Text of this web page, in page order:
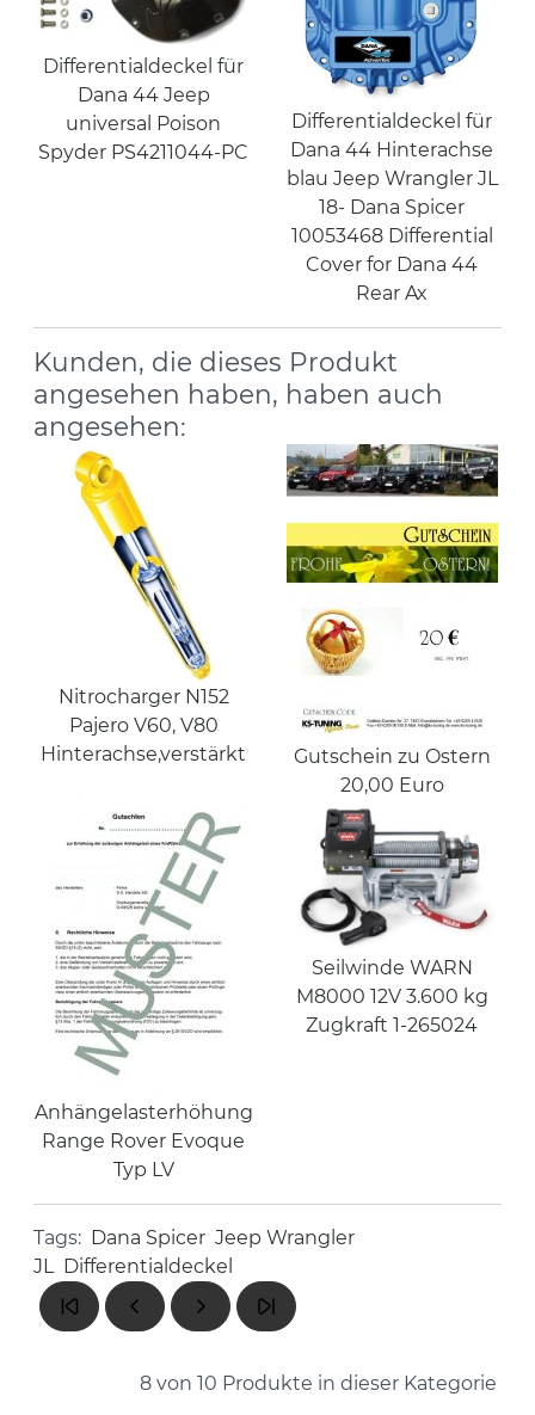
Differentialdeckel für
Dana 44 Jeep
universal Poison
Spyder PS4211044-PC
Differentialdeckel für
Dana 44 Hinterachse
blau Jeep Wrangler JL
18- Dana Spicer
10053468 Differential
Cover for Dana 44
Rear Ax
Kunden, die dieses Produkt
angesehen haben, haben auch
angesehen:
Nitrocharger N152
Pajero V60, V80
Hinterachse,verstärkt
Gutschein zu Ostern
20,00 Euro
Anhängelasterhöhung
Range Rover Evoque
Typ LV
Seilwinde WARN
M8000 12V 3.600 kg
Zugkraft 1-265024
Tags: Dana Spicer Jeep Wrangler
JL Differentialdeckel
8 von 10 Produkte in dieser Kategorie